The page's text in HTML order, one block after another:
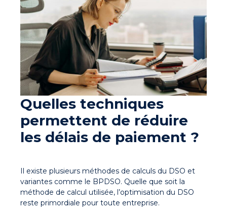
Quelles techniques
permettent de réduire
les délais de paiement ?
Il existe plusieurs méthodes de calculs du DSO et
variantes comme le BPDSO. Quelle que soit la
méthode de calcul utilisée, l’optimisation du DSO
reste primordiale pour toute entreprise.